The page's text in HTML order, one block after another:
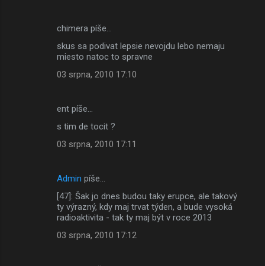
chimera píše…
skus sa podivat lepsie nevojdu lebo nemaju
miesto natoc to spravne
03 srpna, 2010 17:10
ent píše…
s tim de tocit ?
03 srpna, 2010 17:11
Admin píše…
[47]: Šak jo dnes budou taky erupce, ale takový
ty výrazný, kdy maj trvat týden, a bude vysoká
radioaktivita - tak ty maj být v roce 2013
03 srpna, 2010 17:12